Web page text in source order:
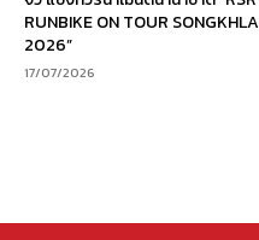
RUNBIKE ON TOUR SONGKHLA
2026”
17/07/2026